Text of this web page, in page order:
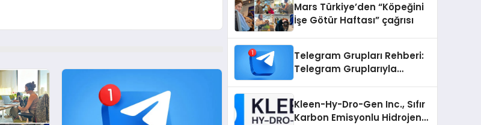
Mars Türkiye’den “Köpeğini
İşe Götür Haftası” çağrısı
Telegram Grupları Rehberi:
Telegram Gruplarıyla
Kleen-Hy-Dro-Gen Inc., Sıfır
Karbon Emisyonlu Hidrojen